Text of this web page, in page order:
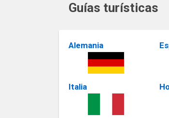
Guías turísticas
Alemania
Italia